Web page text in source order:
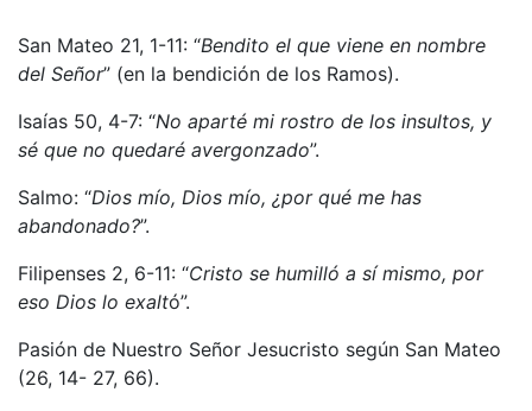
San Mateo 21, 1-11: “Bendito el que viene en nombre
del Señor” (en la bendición de los Ramos).
Isaías 50, 4-7: “No aparté mi rostro de los insultos, y
sé que no quedaré avergonzado”.
Salmo: “Dios mío, Dios mío, ¿por qué me has
abandonado?”.
Filipenses 2, 6-11: “Cristo se humilló a sí mismo, por
eso Dios lo exaltó”.
Pasión de Nuestro Señor Jesucristo según San Mateo
(26, 14- 27, 66).